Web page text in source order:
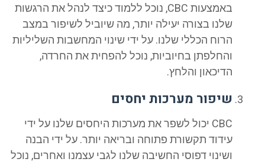
באמצעות CBC, נוכל ללמוד כיצד לנהל את הרגשות
שלנו בצורה יעילה יותר, מה שיוביל לשיפור במצב
הרוח הכללי שלנו. על ידי שינוי המחשבות השליליות
והחלפתן בחיוביות, נוכל להפחית את החרדה,
הדיכאון והלחץ.
שיפור מערכות יחסים
CBC יכול לשפר את מערכות היחסים שלנו על ידי
עידוד תקשורת פתוחה ובריאה יותר. על ידי הבנה
ושינוי דפוסי החשיבה שלנו לגבי עצמנו ואחרים, נוכל